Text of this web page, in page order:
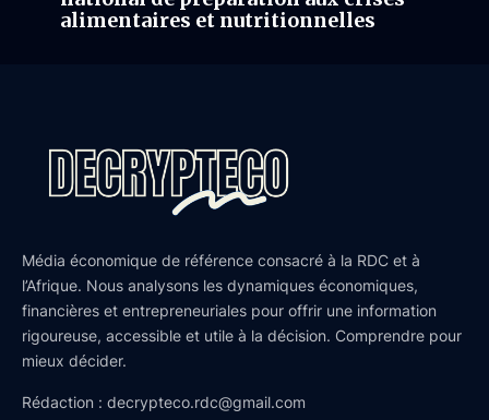
alimentaires et nutritionnelles
Média économique de référence consacré à la RDC et à
l’Afrique. Nous analysons les dynamiques économiques,
financières et entrepreneuriales pour offrir une information
rigoureuse, accessible et utile à la décision. Comprendre pour
mieux décider.
Rédaction : decrypteco.rdc@gmail.com